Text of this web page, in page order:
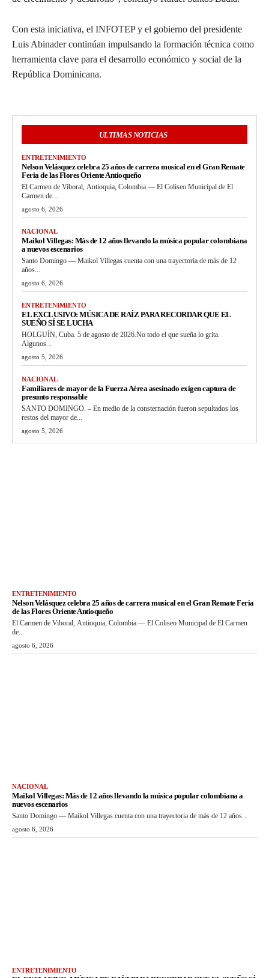
Con esta iniciativa, el INFOTEP y el gobierno del presidente
Luis Abinader continúan impulsando la formación técnica como
herramienta clave para el desarrollo económico y social de la
República Dominicana.
ULTIMAS NOTICIAS
ENTRETENIMIENTO
Nelson Velásquez celebra 25 años de carrera musical en el Gran Remate
Feria de las Flores Oriente Antioqueño
El Carmen de Viboral, Antioquia, Colombia — El Coliseo Municipal de El
Carmen de...
agosto 6, 2026
NACIONAL
Maikol Villegas: Más de 12 años llevando la música popular colombiana
a nuevos escenarios
Santo Domingo — Maikol Villegas cuenta con una trayectoria de más de 12
años...
agosto 6, 2026
ENTRETENIMIENTO
EL EXCLUSIVO: MÚSICA DE RAÍZ PARA RECORDAR QUE EL
SUEÑO SÍ SE LUCHA
HOLGUÍN, Cuba. 5 de agosto de 2026.No todo el que sueña lo grita.
Algunos...
agosto 5, 2026
NACIONAL
Familiares de mayor de la Fuerza Aérea asesinado exigen captura de
presunto responsable
SANTO DOMINGO. – En medio de la consternación fueron sepultados los
restos del mayor de...
agosto 5, 2026
ENTRETENIMIENTO
Nelson Velásquez celebra 25 años de carrera musical en el Gran Remate Feria
de las Flores Oriente Antioqueño
El Carmen de Viboral, Antioquia, Colombia — El Coliseo Municipal de El Carmen
de...
agosto 6, 2026
NACIONAL
Maikol Villegas: Más de 12 años llevando la música popular colombiana a
nuevos escenarios
Santo Domingo — Maikol Villegas cuenta con una trayectoria de más de 12 años...
agosto 6, 2026
ENTRETENIMIENTO